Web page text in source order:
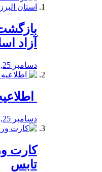
آزاد
دسامبر 25, 2019
دسامبر 25, 2019
کارت
تابس